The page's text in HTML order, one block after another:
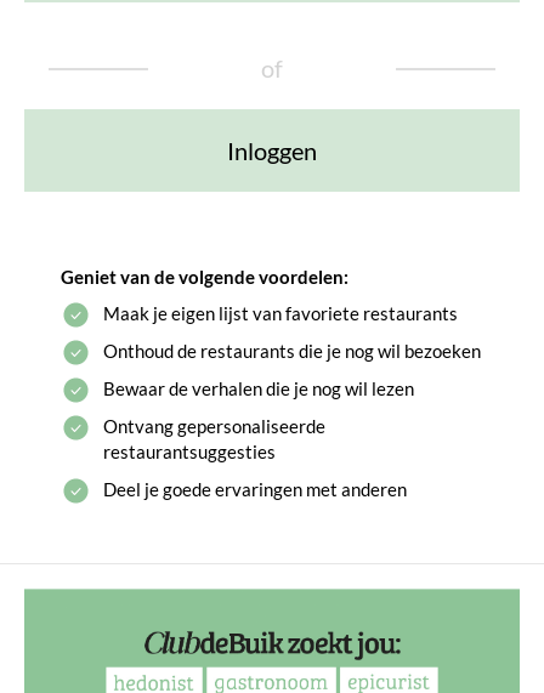
of
Inloggen
Geniet van de volgende voordelen:
Maak je eigen lijst van favoriete restaurants
Onthoud de restaurants die je nog wil bezoeken
Bewaar de verhalen die je nog wil lezen
Ontvang gepersonaliseerde
restaurantsuggesties
Deel je goede ervaringen met anderen